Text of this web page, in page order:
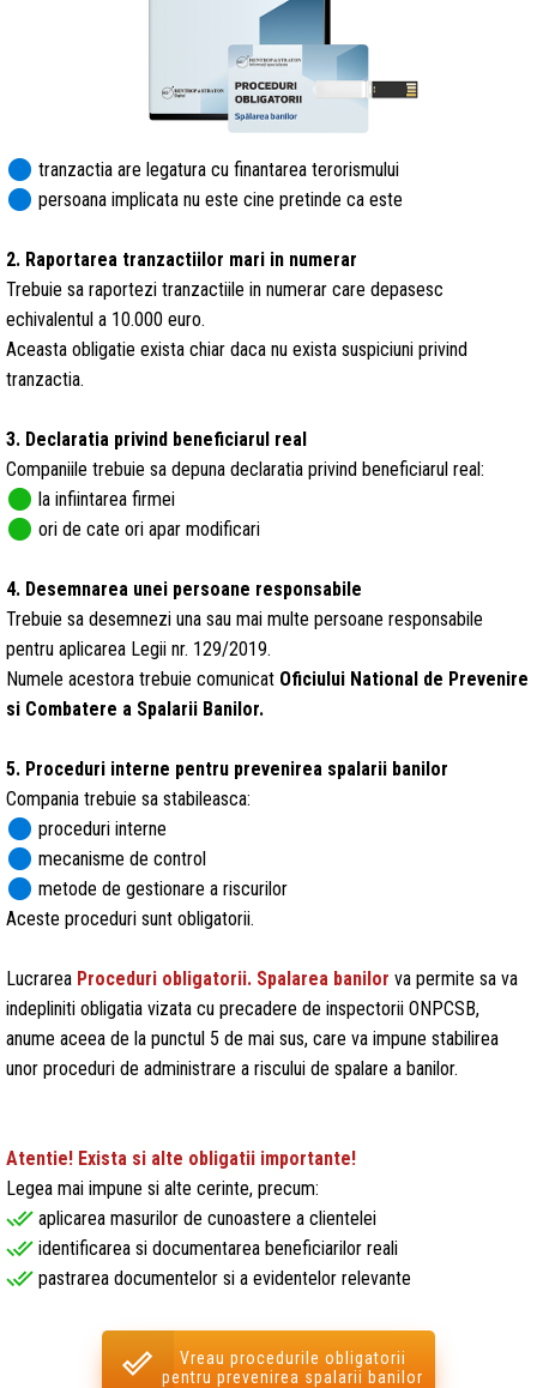
circle tranzactia are legatura cu finantarea terorismului
circle persoana implicata nu este cine pretinde ca este
2. Raportarea tranzactiilor mari in numerar
Trebuie sa raportezi tranzactiile in numerar care depasesc
echivalentul a 10.000 euro.
Aceasta obligatie exista chiar daca nu exista suspiciuni privind
tranzactia.
3. Declaratia privind beneficiarul real
Companiile trebuie sa depuna declaratia privind beneficiarul real:
circle la infiintarea firmei
circle ori de cate ori apar modificari
4. Desemnarea unei persoane responsabile
Trebuie sa desemnezi una sau mai multe persoane responsabile
pentru aplicarea Legii nr. 129/2019.
Numele acestora trebuie comunicat Oficiului National de Prevenire
si Combatere a Spalarii Banilor.
5. Proceduri interne pentru prevenirea spalarii banilor
Compania trebuie sa stabileasca:
circle proceduri interne
circle mecanisme de control
circle metode de gestionare a riscurilor
Aceste proceduri sunt obligatorii.
Lucrarea Proceduri obligatorii. Spalarea banilor va permite sa va
indepliniti obligatia vizata cu precadere de inspectorii ONPCSB,
anume aceea de la punctul 5 de mai sus, care va impune stabilirea
unor proceduri de administrare a riscului de spalare a banilor.
Atentie! Exista si alte obligatii importante!
Legea mai impune si alte cerinte, precum:
done_all aplicarea masurilor de cunoastere a clientelei
done_all identificarea si documentarea beneficiarilor reali
done_all pastrarea documentelor si a evidentelor relevante
Vreau procedurile obligatorii
pentru prevenirea spalarii banilor